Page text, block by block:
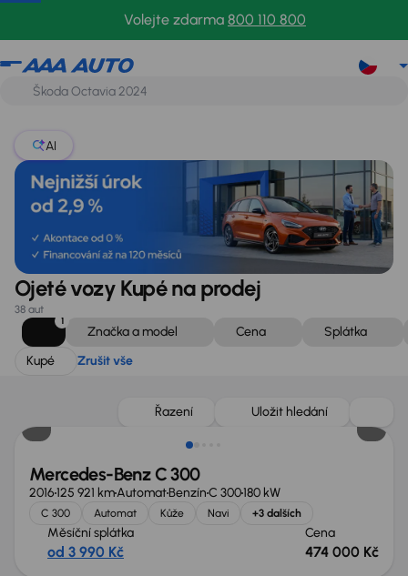
Volejte zdarma 800 110 800
Kupé
AI
Ojeté vozy Kupé na prodej
38 aut
1
Značka a model Cena
Splátka
Kupé
Zrušit vše
Řazení Uložit hledání
Zlevněno o 39 700 Kč
Mercedes-Benz C 300
2016125 921 kmAutomatBenzínC 300180 kW
C 300 Automat Kůže Navi +3 dalších
Měsíční splátka
od 3 990 Kč
Cena
474 000 Kč
Zlevněno o 11 200 Kč